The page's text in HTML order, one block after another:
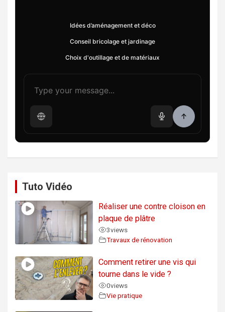
Idées d’aménagement et déco
Conseil bricolage et jardinage
Choix d'outillage et de matériaux
Tuto Vidéo
Réaliser une contre cloison en
plaque de plâtre
3views
Travaux de rénovation
Comment retirer une vis qui
tourne dans le vide ?
0views
Vie pratique